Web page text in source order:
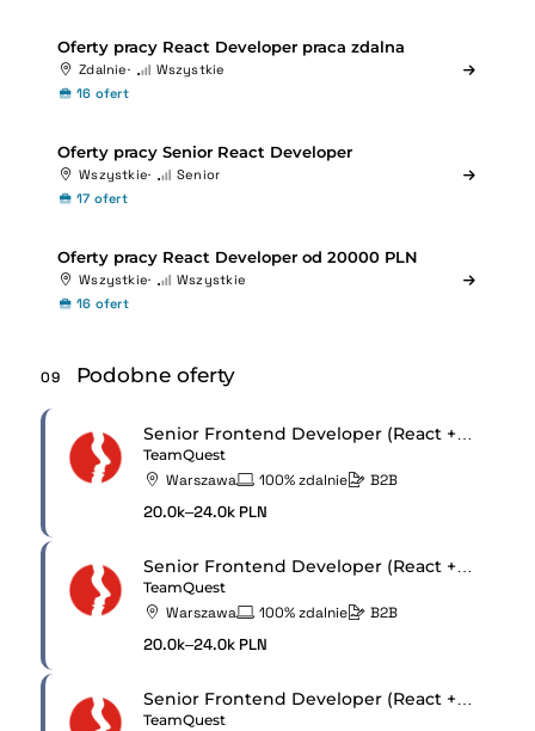
Oferty pracy React Developer praca zdalna
Zdalnie
Wszystkie
16 ofert
Oferty pracy Senior React Developer
Wszystkie
Senior
17 ofert
Oferty pracy React Developer od 20000 PLN
Wszystkie
Wszystkie
16 ofert
09 Podobne oferty
Senior Frontend Developer (React + React Native)
TeamQuest
Warszawa 100% zdalnie B2B
20.0k–24.0k PLN
Senior Frontend Developer (React + React Native)
TeamQuest
Warszawa 100% zdalnie B2B
20.0k–24.0k PLN
Senior Frontend Developer (React + React Native)
TeamQuest